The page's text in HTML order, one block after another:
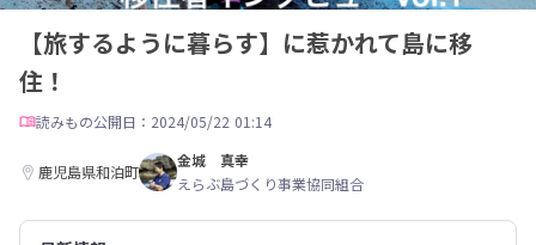
【旅するように暮らす】に惹かれて島に移
住！
読みもの公開日：2024/05/22 01:14
鹿児島県和泊町
金城 真幸
えらぶ島づくり事業協同組合